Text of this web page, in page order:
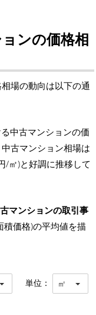
ンの価格相
場の動向は以下の通
中古マンションの価
古マンション相場は
/㎡)と好調に推移して
マンションの取引事
価格)の平均値を描
単位： ㎡